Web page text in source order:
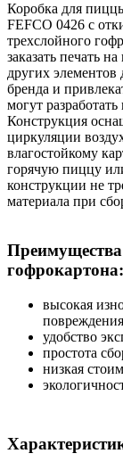
Коробка для
FEFCO 0426 с
трехслойного
заказать печать
других
бренда и
могут
Конструкция
циркуляции
влагостойкому
горячую пиццу
конструкции не
материала при
гофрокартона:
высокая
удобство
простота
низкая